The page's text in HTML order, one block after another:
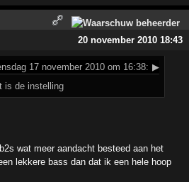
20 november 2010 18:43
17 november 2010 om 16:38: ▶
is de instelling
wat meer aandacht besteed aan het
lekkere bass dan dat ik een hele hoop